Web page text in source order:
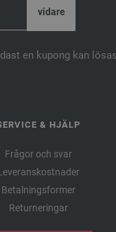
en kupong kan
& HJÄLP
Frågor och svar
Betalningsformer
Returneringar